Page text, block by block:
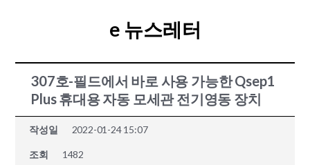
e 뉴스레터
307호-필드에서 바로 사용 가능한 Qsep1
Plus 휴대용 자동 모세관 전기영동 장치
작성일 2022-01-24 15:07
조회 1482